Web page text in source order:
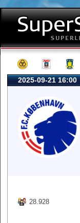
2025-09-21 16:00
28.928